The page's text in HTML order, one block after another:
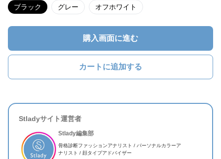
ブラック グレー オフホワイト
購入画面に進む
カートに追加する
Stladyサイト運営者
Stlady編集部
骨格診断ファッションアナリスト / パーソナルカラーア
ナリスト / 顔タイプアドバイザー